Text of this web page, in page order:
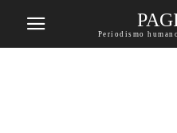
Periodismo